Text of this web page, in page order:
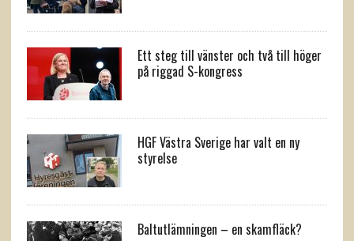
Ett steg till vänster och två till höger
på riggad S-kongress
HGF Västra Sverige har valt en ny
styrelse
Baltutlämningen – en skamfläck?